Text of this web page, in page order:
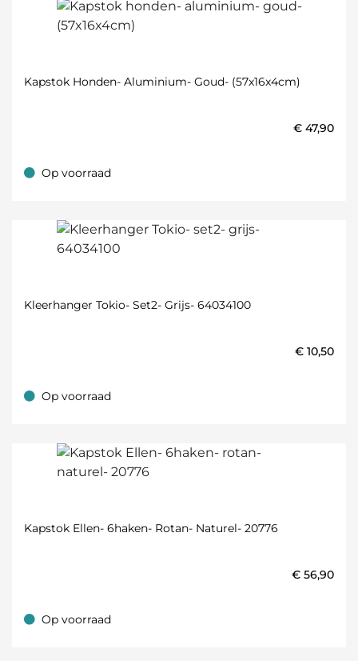
Kapstok Honden- Aluminium- Goud- (57x16x4cm)
€ 47,90
Op voorraad
Op voorraad
Kleerhanger Tokio- Set2- Grijs- 64034100
€ 10,50
Op voorraad
Op voorraad
Kapstok Ellen- 6haken- Rotan- Naturel- 20776
€ 56,90
Op voorraad
Op voorraad